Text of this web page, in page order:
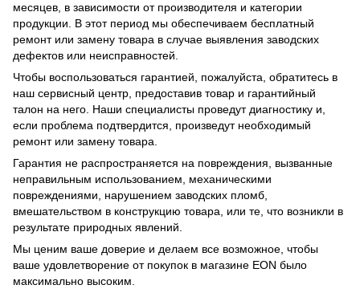
месяцев, в зависимости от производителя и категории
продукции. В этот период мы обеспечиваем бесплатный
ремонт или замену товара в случае выявления заводских
дефектов или неисправностей.
Чтобы воспользоваться гарантией, пожалуйста, обратитесь в
наш сервисный центр, предоставив товар и гарантийный
талон на него. Наши специалисты проведут диагностику и,
если проблема подтвердится, произведут необходимый
ремонт или замену товара.
Гарантия не распространяется на повреждения, вызванные
неправильным использованием, механическими
повреждениями, нарушением заводских пломб,
вмешательством в конструкцию товара, или те, что возникли в
результате природных явлений.
Мы ценим ваше доверие и делаем все возможное, чтобы
ваше удовлетворение от покупок в магазине EON было
максимально высоким.